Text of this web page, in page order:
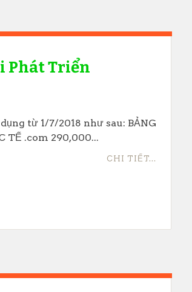
Phát Triển
từ 1/7/2018 như sau: BẢNG
TẾ .com 290,000...
CHI TIẾT...